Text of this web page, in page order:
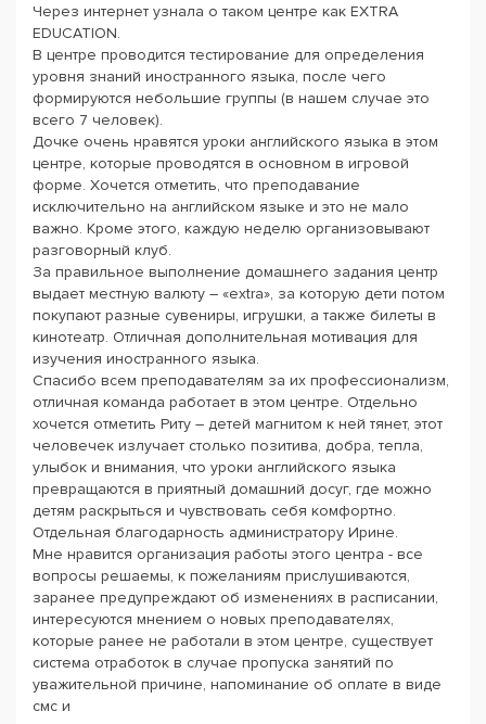
Через интернет узнала о таком центре как EXTRA
EDUCATION.
В центре проводится тестирование для определения
уровня знаний иностранного языка, после чего
формируются небольшие группы (в нашем случае это
всего 7 человек).
Дочке очень нравятся уроки английского языка в этом
центре, которые проводятся в основном в игровой
форме. Хочется отметить, что преподавание
исключительно на английском языке и это не мало
важно. Кроме этого, каждую неделю организовывают
разговорный клуб.
За правильное выполнение домашнего задания центр
выдает местную валюту – «extra», за которую дети потом
покупают разные сувениры, игрушки, а также билеты в
кинотеатр. Отличная дополнительная мотивация для
изучения иностранного языка.
Спасибо всем преподавателям за их профессионализм,
отличная команда работает в этом центре. Отдельно
хочется отметить Риту – детей магнитом к ней тянет, этот
человечек излучает столько позитива, добра, тепла,
улыбок и внимания, что уроки английского языка
превращаются в приятный домашний досуг, где можно
детям раскрыться и чувствовать себя комфортно.
Отдельная благодарность администратору Ирине.
Мне нравится организация работы этого центра - все
вопросы решаемы, к пожеланиям прислушиваются,
заранее предупреждают об изменениях в расписании,
интересуются мнением о новых преподавателях,
которые ранее не работали в этом центре, существует
система отработок в случае пропуска занятий по
уважительной причине, напоминание об оплате в виде
смс и